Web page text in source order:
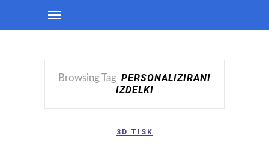
Browsing Tag PERSONALIZIRANI
IZDELKI
3D TISK